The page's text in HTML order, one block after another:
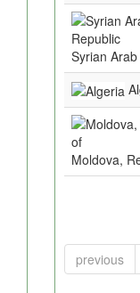
Syrian
Moldova,
previous